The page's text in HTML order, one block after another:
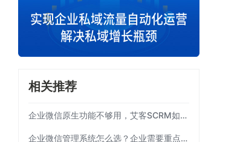
相关推荐
企业微信原生功能不够用，艾客SCRM如何补齐运营链路？
企业微信管理系统怎么选？企业需要重点考察这7项能力|艾客SCRM